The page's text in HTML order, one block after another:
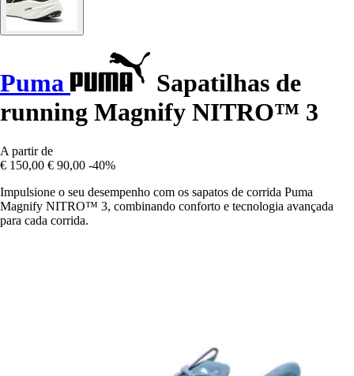
Puma
Sapatilhas de
running Magnify NITRO™ 3
A partir de
€ 150,00 € 90,00 -40%
Impulsione o seu desempenho com os sapatos de corrida Puma
Magnify NITRO™ 3, combinando conforto e tecnologia avançada
para cada corrida.